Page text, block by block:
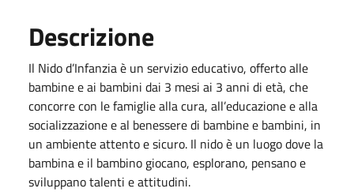
Descrizione
Il Nido d’Infanzia è un servizio educativo, offerto alle
bambine e ai bambini dai 3 mesi ai 3 anni di età, che
concorre con le famiglie alla cura, all’educazione e alla
socializzazione e al benessere di bambine e bambini, in
un ambiente attento e sicuro. Il nido è un luogo dove la
bambina e il bambino giocano, esplorano, pensano e
sviluppano talenti e attitudini.